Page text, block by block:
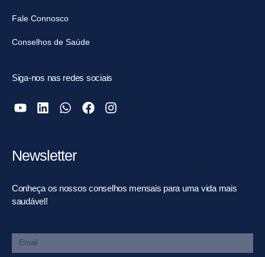
Fale Connosco
Conselhos de Saúde
Siga-nos nas redes sociais
Newsletter
Conheça os nossos conselhos mensais para uma vida mais
saudável!